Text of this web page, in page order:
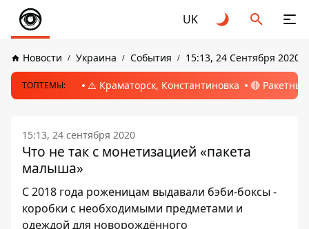
UK
Новости Украина События 15:13, 24 Сентября 2020
ТОПТЕМЫ: ⚠️ Краматорск, Константиновка 🔴
15:13, 24 сентября 2020
Что не так с монетизацией «пакета
малыша»
С 2018 года роженицам выдавали бэби-боксы -
коробки с необходимыми предметами и
одеждой для новорождённого